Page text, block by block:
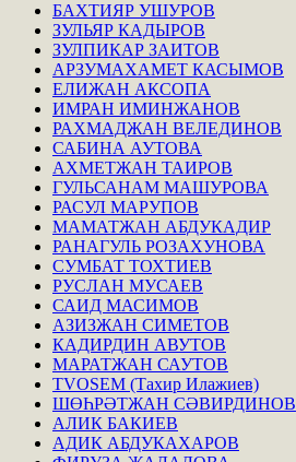
БАХТИЯР УШУРОВ
ЗУЛЬЯР КАДЫРОВ
ЗУЛПИКАР ЗАИТОВ
АРЗУМАХАМЕТ КАСЫМОВ
ЕЛИЖАН АКСОПА
ИМРАН ИМИНЖАНОВ
РАХМАДЖАН ВЕЛЕДИНОВ
САБИНА АУТОВА
АХМЕТЖАН ТАИРОВ
ГУЛЬСАНАМ МАШУРОВА
РАСУЛ МАРУПОВ
МАМАТЖАН АБДУКАДИР
РАНАГУЛЬ РОЗАХУНОВА
СУМБАТ ТОХТИЕВ
РУСЛАН МУСАЕВ
САИД МАСИМОВ
АЗИЗЖАН СИМЕТОВ
КАДИРДИН АВУТОВ
МАРАТЖАН САУТОВ
TVOSEM (Тахир Илажиев)
ШӨҺРӘТЖАН СӘВИРДИНОВ
АЛИК БАКИЕВ
АДИК АБДУКАХАРОВ